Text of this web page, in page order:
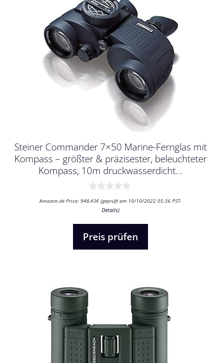
Steiner Commander 7×50 Marine-Fernglas mit
Kompass – größter & präzisester, beleuchteter
Kompass, 10m druckwasserdicht…
0
v
Amazon.de Price: 948,43€ (geprüft am 10/10/2022 05:36 PST-
Details)
Preis prüfen